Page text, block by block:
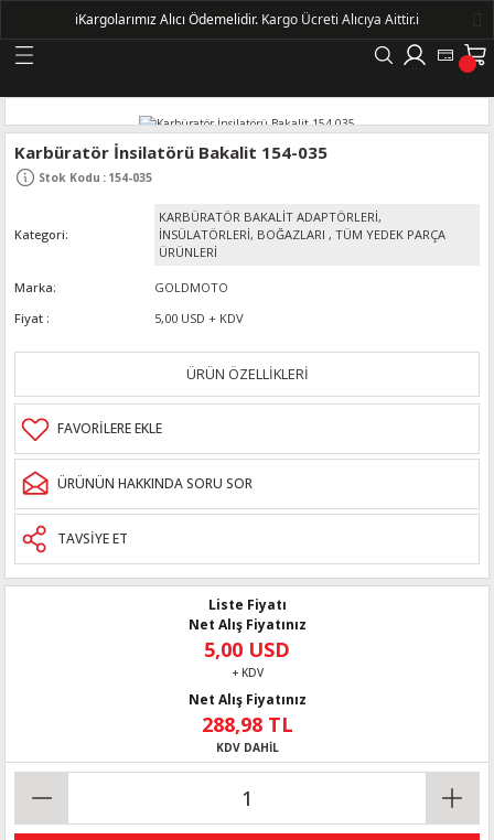
Geri Dön
Karbüratör İnsilatörü Bakalit 154-035
Stok Kodu : 154-035
Kategori
KARBÜRATÖR BAKALİT ADAPTÖRLERİ,
İNSÜLATÖRLERİ, BOĞAZLARI , TÜM YEDEK PARÇA
ÜRÜNLERİ
Marka
GOLDMOTO
Fiyat
5,00 USD + KDV
ÜRÜN ÖZELLİKLERİ
ÜRÜNÜN HAKKINDA SORU SOR
TAVSİYE ET
Liste Fiyatı
Net Alış Fiyatınız
5,00 USD
+ KDV
Net Alış Fiyatınız
288,98 TL
KDV DAHİL
ℹ️Kargolarımız Alıcı Ödemelidir. Kargo Ücreti Alıcıya Aittir.ℹ️